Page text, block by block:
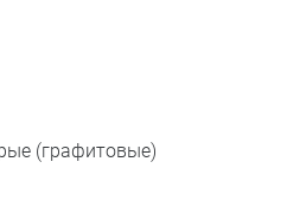
(графитовые)